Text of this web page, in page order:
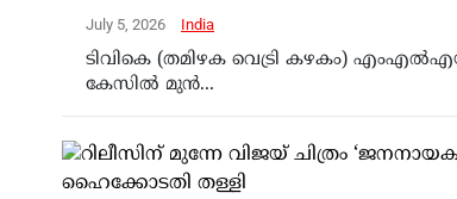
July 5, 2026 India
ടിവികെ (തമിഴക വെട്രി കഴകം)
കേസിൽ മുൻ...